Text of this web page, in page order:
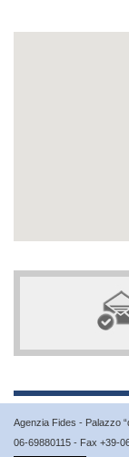
Agenzia Fides - Palazzo
06-69880115 - Fax +39-